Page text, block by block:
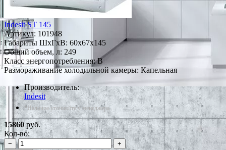
Indesit ST 145
Артикул: 101948
Габариты ШxГxВ: 60x67x145
Общий объем, л: 249
Класс энергопотребления: B
Размораживание холодильной камеры: Капельная
Производитель:
Indesit
*Наличие уточняйте у менеджера
15860руб.
Кол-во:
−
+